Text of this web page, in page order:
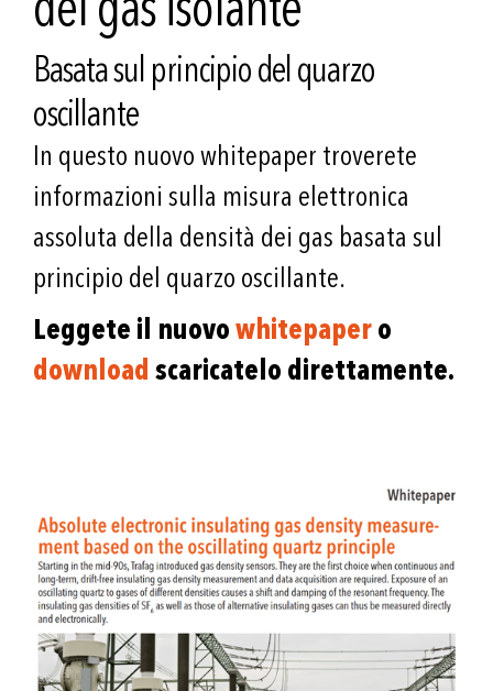
Basata sul principio del quarzo
oscillante
In questo nuovo whitepaper troverete
informazioni sulla misura elettronica
assoluta della densità dei gas basata sul
principio del quarzo oscillante.
Leggete il nuovowhitepapero
downloadscaricatelo direttamente.